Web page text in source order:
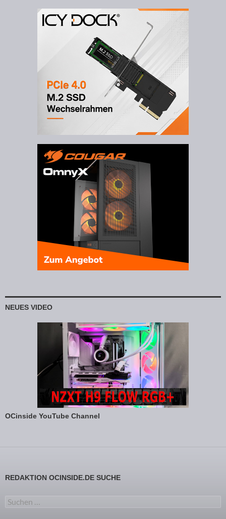
NEUES VIDEO
OCinside YouTube Channel
REDAKTION OCINSIDE.DE SUCHE
Suchen nach: